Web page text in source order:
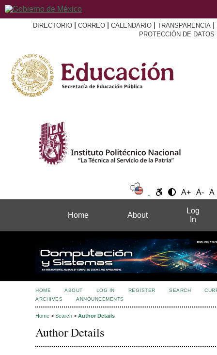
DIRECTORIO CORREO CALENDARIO TRANSPARENCIA
PROTECCIÓN DE DATOS
A+ A- A
Home About
Log
In
HOME ABOUT LOG IN REGISTER SEARCH
ARCHIVES
ANNOUNCEMENTS
Home > Search > Author Details
Author Details